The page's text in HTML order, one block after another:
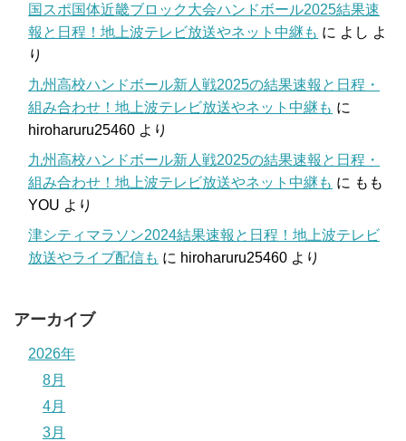
国スポ国体近畿ブロック大会ハンドボール2025結果速
報と日程！地上波テレビ放送やネット中継も に よし よ
り
九州高校ハンドボール新人戦2025の結果速報と日程・
組み合わせ！地上波テレビ放送やネット中継も に
hiroharuru25460 より
九州高校ハンドボール新人戦2025の結果速報と日程・
組み合わせ！地上波テレビ放送やネット中継も に もも
YOU より
津シティマラソン2024結果速報と日程！地上波テレビ
放送やライブ配信も に hiroharuru25460 より
アーカイブ
2026年
8月
4月
3月